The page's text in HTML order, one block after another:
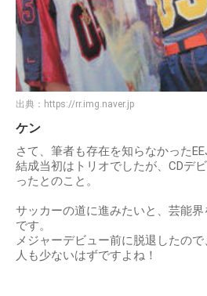
出典： https://rr.img.naver.jp
ケン
さて、筆者も存在を知らなかった
結成当初はトリオでしたが、CDデ
ったとのこと。
サッカーの道に進みたいと、芸能
です。
メジャーデビュー前に脱退したの
人も少ないはずですよね！